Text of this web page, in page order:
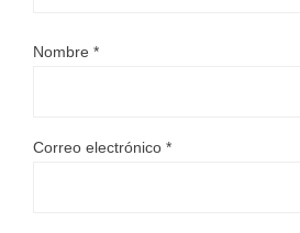
Nombre *
Correo electrónico *